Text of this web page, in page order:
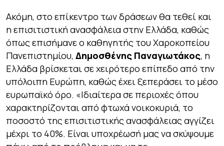
Ακόμη, στο επίκεντρο των δράσεων θα τεθεί και
η επισιτιστική ανασφάλεια στην Ελλάδα, καθώς
όπως επισήμανε ο καθηγητής του Χαροκοπείου
Πανεπιστημίου, Δημοσθένης Παναγιωτάκος, η
Ελλάδα βρίσκεται σε χειρότερο επίπεδο από την
υπόλοιπη Ευρώπη, καθώς έχει ξεπεράσει το μέσο
ευρωπαϊκό όρο. «Ιδιαίτερα σε περιοχές όπου
χαρακτηρίζονται από φτωχά νοικοκυριά, το
ποσοστό της επισιτιστικής ανασφάλειας αγγίζει
μέχρι το 40%. Είναι υποχρέωσή μας να σκύψουμε